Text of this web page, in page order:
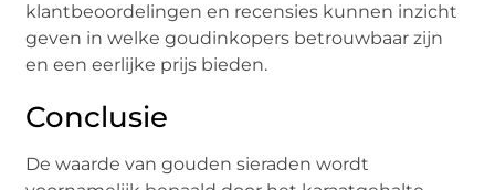
klantbeoordelingen en recensies kunnen inzicht
geven in welke goudinkopers betrouwbaar zijn
en een eerlijke prijs bieden.
Conclusie
De waarde van gouden sieraden wordt